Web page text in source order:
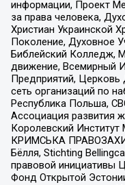
информации, Проект
за права человека,
Христиан Украинской
Поколение, Духовное
Библейский Колледж,
движение, Всемирный
Предприятий, Церковь
сеть организаций по
Республика Польша,
Ассоциация развития
Королевский
КРИМСЬКА
Бёлля, Stichting
правовой инициативы
Фонд Открытой